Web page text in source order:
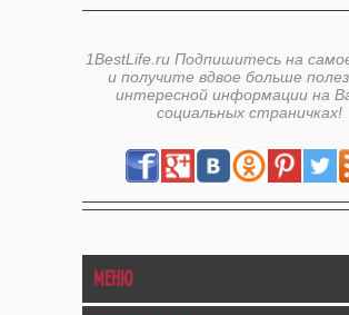
1BestLife.ru Подпишитесь на
и получите вдвое больше
интересной информации на
социальных страничках!
МЕНЮ